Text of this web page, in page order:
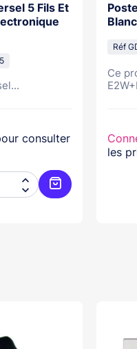
5 Fils Et
consulter


Ajouter au panier
Réf
Ce
les